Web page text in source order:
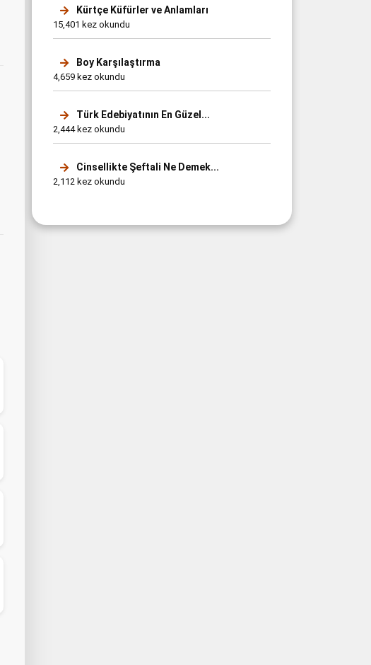
Kürtçe Küfürler ve Anlamları
15,401 kez okundu
Boy Karşılaştırma
4,659 kez okundu
Türk Edebiyatının En Güzel...
2,444 kez okundu
Cinsellikte Şeftali Ne Demek...
2,112 kez okundu